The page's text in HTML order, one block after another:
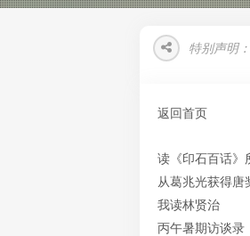
特别声明：
返回首页
读《印石百话》
从葛兆光获得唐
我读林贤治
丙午暑期访谈录